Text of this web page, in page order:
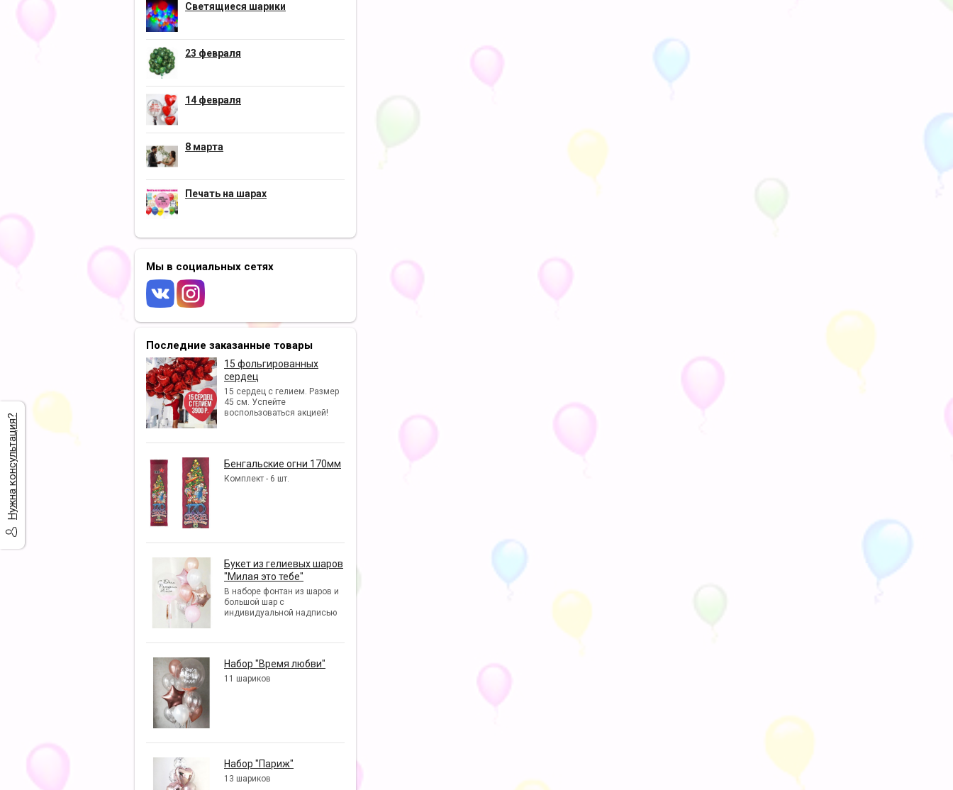
Светящиеся шарики
23 февраля
14 февраля
8 марта
Печать на шарах
Мы в социальных сетях
Последние заказанные товары
15 фольгированных
сердец
15 сердец с гелием. Размер
45 см. Успейте
воспользоваться акцией!
Бенгальские огни 170мм
Комплект - 6 шт.
Букет из гелиевых шаров
"Милая это тебе"
В наборе фонтан из шаров и
большой шар с
индивидуальной надписью
Набор "Время любви"
11 шариков
Набор "Париж"
13 шариков
Нужна консультация?